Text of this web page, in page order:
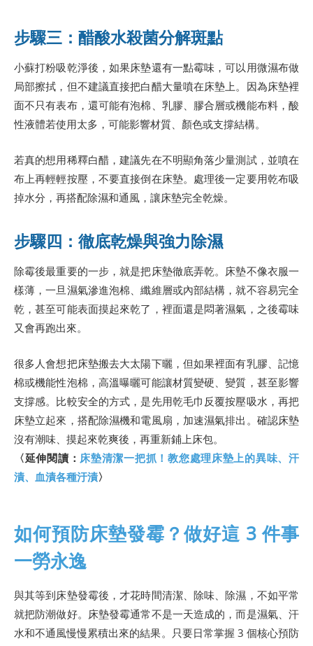
步驟三：醋酸水殺菌分解斑點
小蘇打粉吸乾淨後，如果床墊還有一點霉味，可以用微濕布做
局部擦拭，但不建議直接把白醋大量噴在床墊上。因為床墊裡
面不只有表布，還可能有泡棉、乳膠、膠合層或機能布料，酸
性液體若使用太多，可能影響材質、顏色或支撐結構。
若真的想用稀釋白醋，建議先在不明顯角落少量測試，並噴在
布上再輕輕按壓，不要直接倒在床墊。處理後一定要用乾布吸
掉水分，再搭配除濕和通風，讓床墊完全乾燥。
步驟四：徹底乾燥與強力除濕
除霉後最重要的一步，就是把床墊徹底弄乾。床墊不像衣服一
樣薄，一旦濕氣滲進泡棉、纖維層或內部結構，就不容易完全
乾，甚至可能表面摸起來乾了，裡面還是悶著濕氣，之後霉味
又會再跑出來。
很多人會想把床墊搬去大太陽下曬，但如果裡面有乳膠、記憶
棉或機能性泡棉，高溫曝曬可能讓材質變硬、變質，甚至影響
支撐感。比較安全的方式，是先用乾毛巾反覆按壓吸水，再把
床墊立起來，搭配除濕機和電風扇，加速濕氣排出。確認床墊
沒有潮味、摸起來乾爽後，再重新鋪上床包。
〈延伸閱讀： 床墊清潔一把抓！教您處理床墊上的異味、汗
漬、血漬各種汙漬〉
如何預防床墊發霉？做好這 3 件事
一勞永逸
與其等到床墊發霉後，才花時間清潔、除味、除濕，不如平常
就把防潮做好。床墊發霉通常不是一天造成的，而是濕氣、汗
水和不通風慢慢累積出來的結果。只要日常掌握 3 個核心預防